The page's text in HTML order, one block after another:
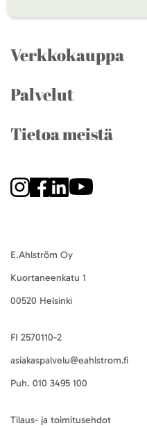
Verkkokauppa
Palvelut
Tietoa meistä
E.Ahlström Oy
Kuortaneenkatu 1
00520 Helsinki
FI 2570110-2
asiakaspalvelu@eahlstrom.fi
Puh. 010 3495 100
Tilaus- ja toimitusehdot